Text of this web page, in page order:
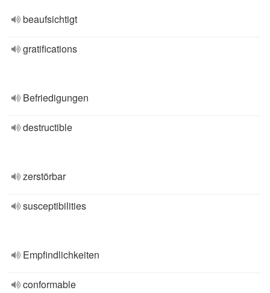
beaufsichtigt
gratifications
Befriedigungen
destructible
zerstörbar
susceptibilities
Empfindlichkeiten
conformable